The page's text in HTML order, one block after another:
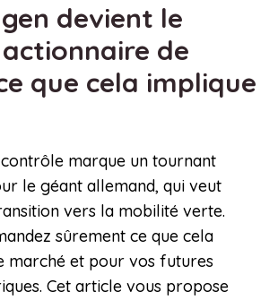
devient le
de
que cela implique
marque un tournant
le géant allemand, qui veut
vers la mobilité verte.
sûrement ce que cela
marché et pour vos futures
Cet article vous propose